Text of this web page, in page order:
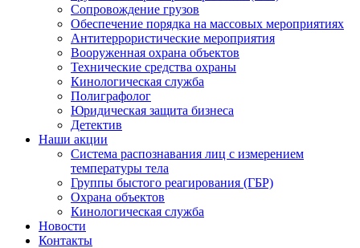
Сопровождение грузов
Обеспечение порядка на массовых мероприятиях
Антитеррористические мероприятия
Вооруженная охрана объектов
Технические средства охраны
Кинологическая служба
Полиграфолог
Юридическая защита бизнеса
Детектив
Наши акции
Система распознавания лиц с измерением
температуры тела
Группы быстого реагирования (ГБР)
Охрана объектов
Кинологическая служба
Новости
Контакты